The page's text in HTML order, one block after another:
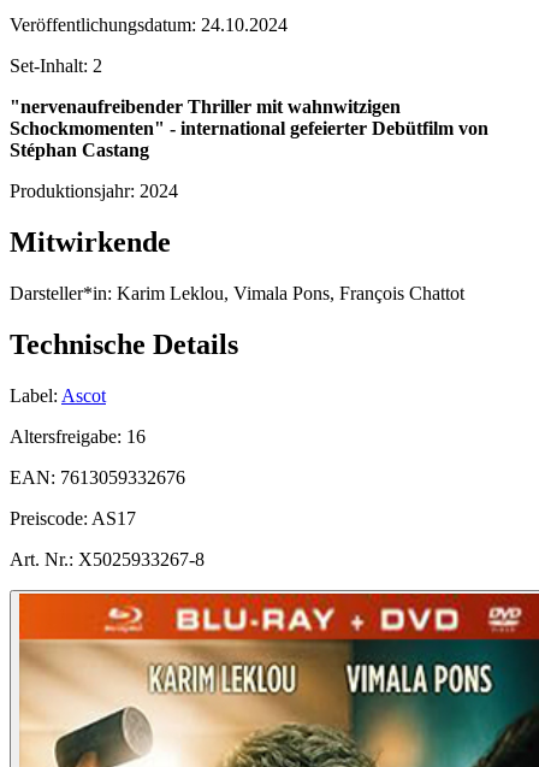
Veröffentlichungsdatum: 24.10.2024
Set-Inhalt: 2
"nervenaufreibender Thriller mit wahnwitzigen
Schockmomenten" - international gefeierter Debütfilm von
Stéphan Castang
Produktionsjahr: 2024
Mitwirkende
Darsteller*in: Karim Leklou, Vimala Pons, François Chattot
Technische Details
Label: Ascot
Altersfreigabe: 16
EAN: 7613059332676
Preiscode: AS17
Art. Nr.: X5025933267-8